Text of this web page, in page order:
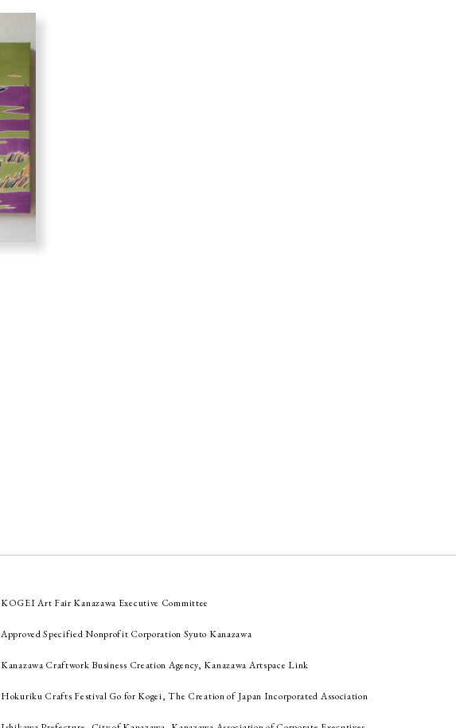
KOGEI Art Fair Kanazawa Executive Committee
Approved Specified Nonprofit Corporation Syuto Kanazawa
Kanazawa Craftwork Business Creation Agency, Kanazawa Artspace Link
Hokuriku Crafts Festival Go for Kogei, The Creation of Japan Incorporated Association